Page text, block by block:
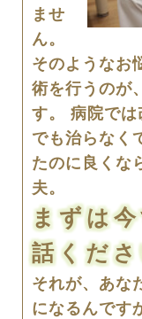
ませ
ん。
そのようなお
術を行うのが
す。 病院で
でも治らなく
たのに良くな
夫。
まずは
話くださ
それが、あな
になるんです